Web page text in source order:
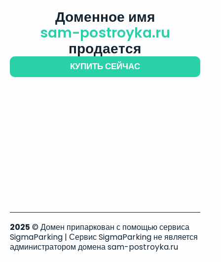
Доменное имя
sam-postroyka.ru
продается
КУПИТЬ СЕЙЧАС
2025 © Домен припаркован с помощью сервиса
SigmaParking | Сервис SigmaParking не является
администратором домена sam-postroyka.ru